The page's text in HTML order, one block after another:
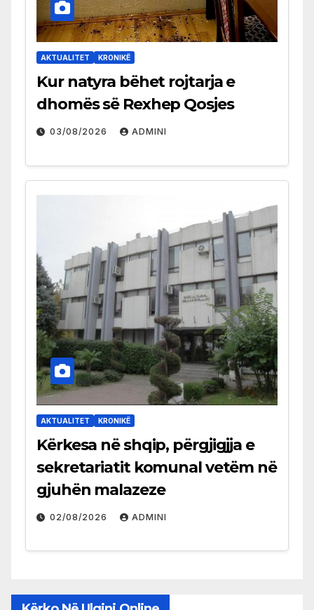
AKTUALITET KRONIKË
Kur natyra bëhet rojtarja e
dhomës së Rexhep Qosjes
03/08/2026 ADMINI
AKTUALITET KRONIKË
Kërkesa në shqip, përgjigjja e
sekretariatit komunal vetëm në
gjuhën malazeze
02/08/2026 ADMINI